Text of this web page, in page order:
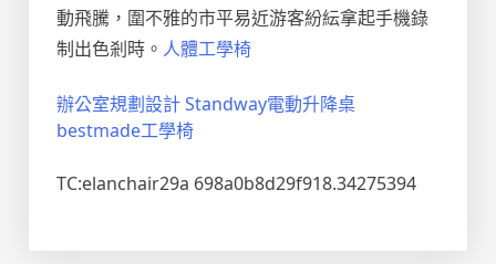
動飛騰，圍不雅的市平易近游客紛紜拿起手機錄
制出色剎時。 人體工學椅
辦公室規劃設計Standway電動升降桌
bestmade工學椅
TC:elanchair29a 698a0b8d29f918.34275394